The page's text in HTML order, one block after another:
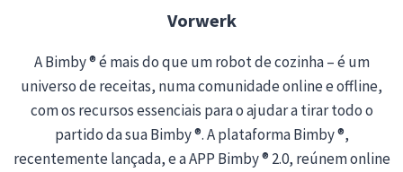
Vorwerk
A Bimby ® é mais do que um robot de cozinha – é um
universo de receitas, numa comunidade online e offline,
com os recursos essenciais para o ajudar a tirar todo o
partido da sua Bimby ®. A plataforma Bimby ®,
recentemente lançada, e a APP Bimby ® 2.0, reúnem online